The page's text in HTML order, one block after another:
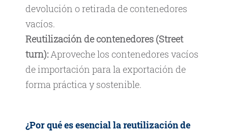
devolución o retirada de contenedores
vacíos.
Reutilización de contenedores (Street
turn): Aproveche los contenedores vacíos
de importación para la exportación de
forma práctica y sostenible.
¿Por qué es esencial la reutilización de